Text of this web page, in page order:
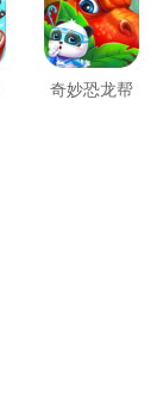
奇妙恐龙帮